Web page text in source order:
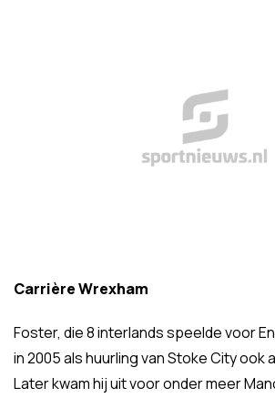
Carrière Wrexham
Foster, die 8 interlands speelde voor
in 2005 als huurling van Stoke City ook
Later kwam hij uit voor onder meer